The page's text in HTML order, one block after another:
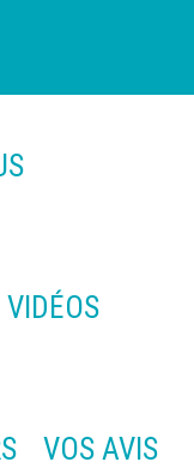
VIDÉOS
VOS AVIS